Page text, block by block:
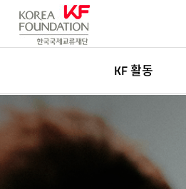
KF 활동
한국학
글로벌네트워킹